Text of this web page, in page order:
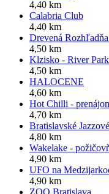
4,40 km
Calabria Club
4,40 km
Drevená
4,50 km
Klzisko - River Park
4,50 km
HALOCENE
4,60 km
Hot Chilli -
4,70 km
Bratislavské
4,80 km
Wakelake -
4,90 km
UFO na
4,90 km